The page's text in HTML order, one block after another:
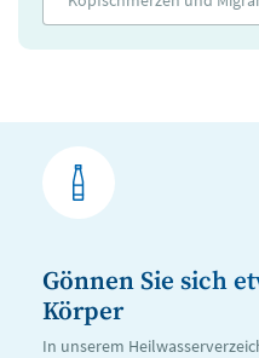
Gönnen Sie sich
Körper
In unserem